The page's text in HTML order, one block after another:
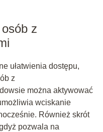
z
ułatwienia dostępu,
z
można aktywować
wciskanie
Również skrót
pozwala na